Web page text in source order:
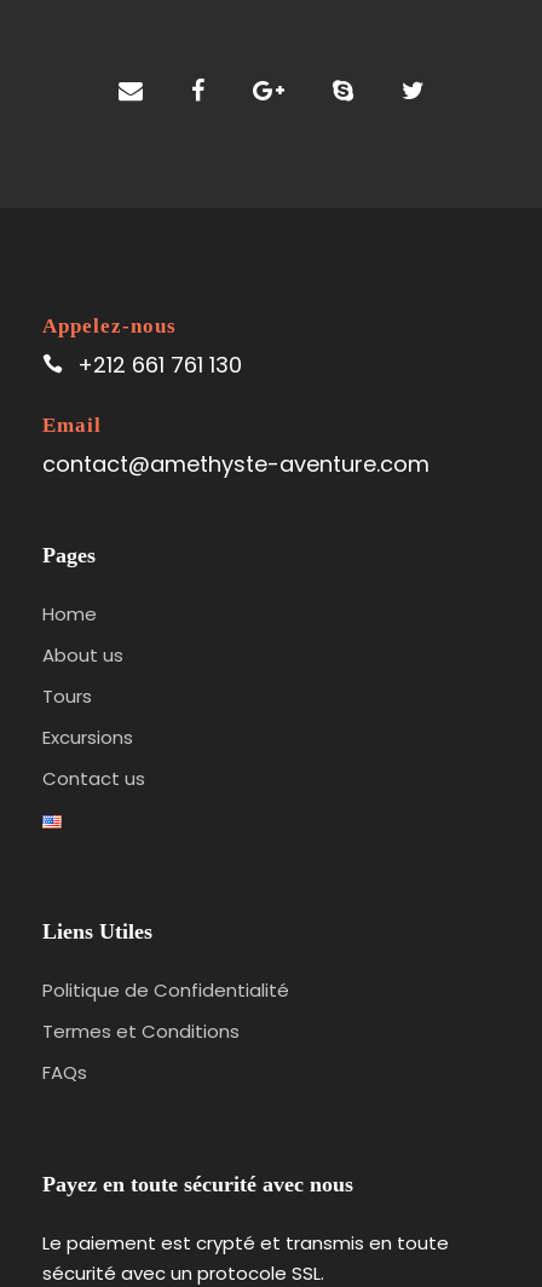
Appelez-nous
+212 661 761 130
Email
contact@amethyste-aventure.com
Pages
Home
About us
Tours
Excursions
Contact us
Liens Utiles
Politique de Confidentialité
Termes et Conditions
FAQs
Payez en toute sécurité avec nous
Le paiement est crypté et transmis en toute
sécurité avec un protocole SSL.